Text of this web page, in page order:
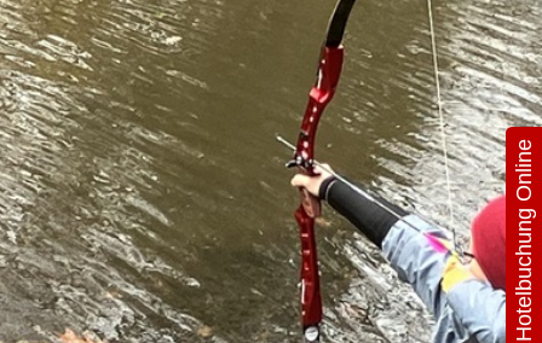
Hotelbuchung Online